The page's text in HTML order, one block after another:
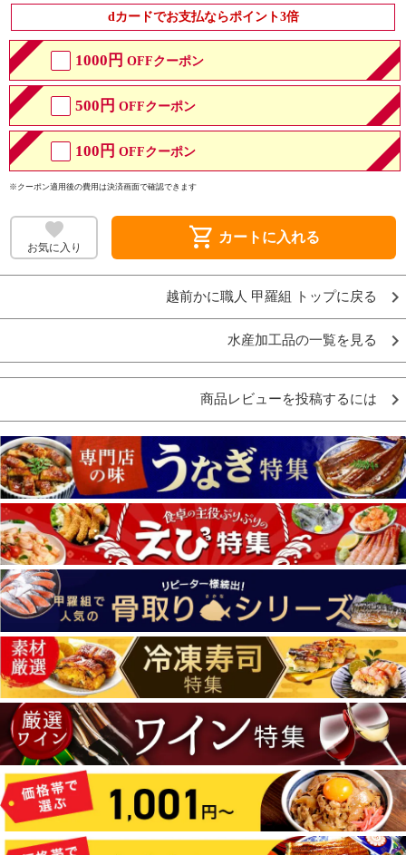
dカードでお支払ならポイント3倍
1000円 OFFクーポン
500円 OFFクーポン
100円 OFFクーポン
※クーポン適用後の費用は決済画面で確認できます
お気に入り shopping_cart カートに入れる
越前かに職人 甲羅組 トップに戻る
水産加工品の一覧を見る
商品レビューを投稿するには